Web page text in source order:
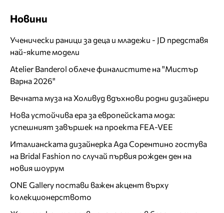
Новини
Ученически раници за деца и младежи - JD представя
най-яките модели
Atelier Banderol облече финалистите на "Мистър
Варна 2026"
Вечната муза на Холивуд вдъхнови родни дизайнери
Нова устойчива ера за европейската мода:
успешният завършек на проекта FEA-VEE
Италианската дизайнерка Ада Сорентино гостува
на Bridal Fashion по случай първия рожден ден на
новия шоурум
ONE Gallery постави важен акцент върху
колекционерството